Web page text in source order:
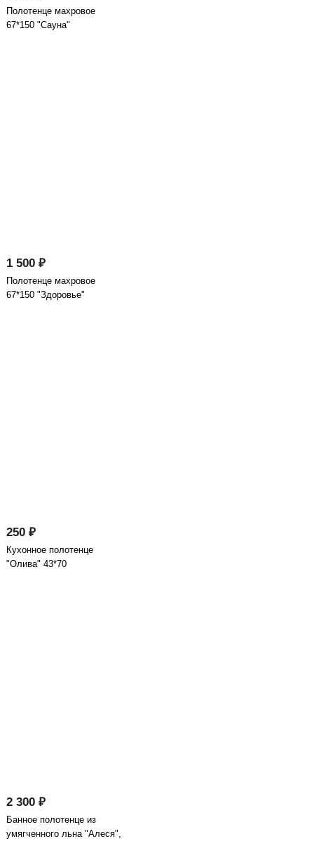
Полотенце махровое
67*150 "Сауна"
1 500 ₽
Полотенце махровое
67*150 "Здоровье"
250 ₽
Кухонное полотенце
"Олива" 43*70
2 300 ₽
Банное полотенце из
умягченного льна "Алеся",